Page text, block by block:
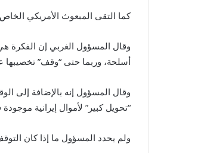
كما التقى المبعوث الأمريكي
وقال المسؤول الغربي إن الفكرة
أسلحة، وربما حتى “وقف” تخصيبها
وقال المسؤول إنه بالإضافة إلى
“تحويل كبير” لأموال إيرانية
ولم يحدد المسؤول ما إذا كان